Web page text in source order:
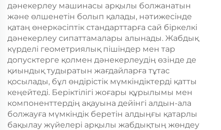
дәнекерлеу машинасы арқылы болжанатын
және өлшенетін болып қалады, нәтижесінде
қатаң өнеркәсіптік стандарттарға сай біркелкі
дәнекерлеу сипаттамалары алынады. Жабдық
күрделі геометриялық пішіндер мен тар
допусктерге қолмен дәнекерлеудің өзінде де
қиындық тудыратын жағдайларға тұтас
қосылады, бұл өндірістік мүмкіндіктерді қатты
кеңейтеді. Беріктілігі жоғары құрылымы мен
компоненттердің ақауына дейінгі алдын-ала
болжауға мүмкіндік беретін алдыңғы қатарлы
бақылау жүйелері арқылы жабдықтың жөндеу